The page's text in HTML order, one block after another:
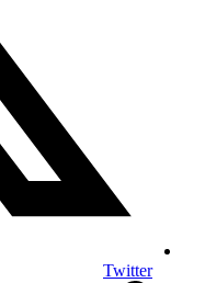
Twitter